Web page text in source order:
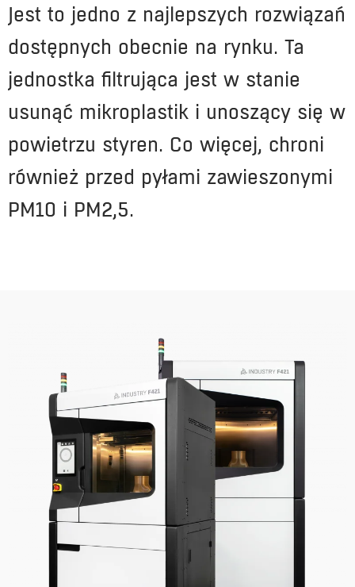
Jest to jedno z najlepszych rozwiązań
dostępnych obecnie na rynku. Ta
jednostka filtrująca jest w stanie
usunąć mikroplastik i unoszący się w
powietrzu styren. Co więcej, chroni
również przed pyłami zawieszonymi
PM10 i PM2,5.